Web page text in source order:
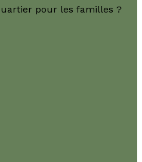
pour les familles ?